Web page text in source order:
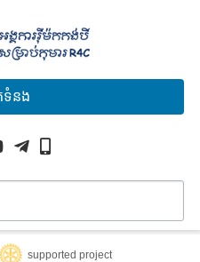
ទំនង
supported project